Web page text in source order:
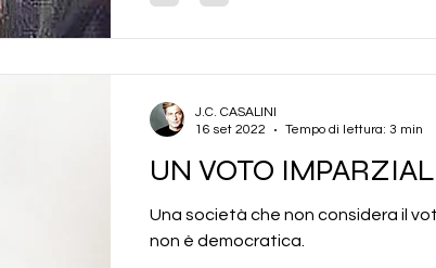
UN VOTO
Una società che non considera il
non è democratica.
J.C. CASALINI
16 set 2022
Tempo di lettura: 3 min